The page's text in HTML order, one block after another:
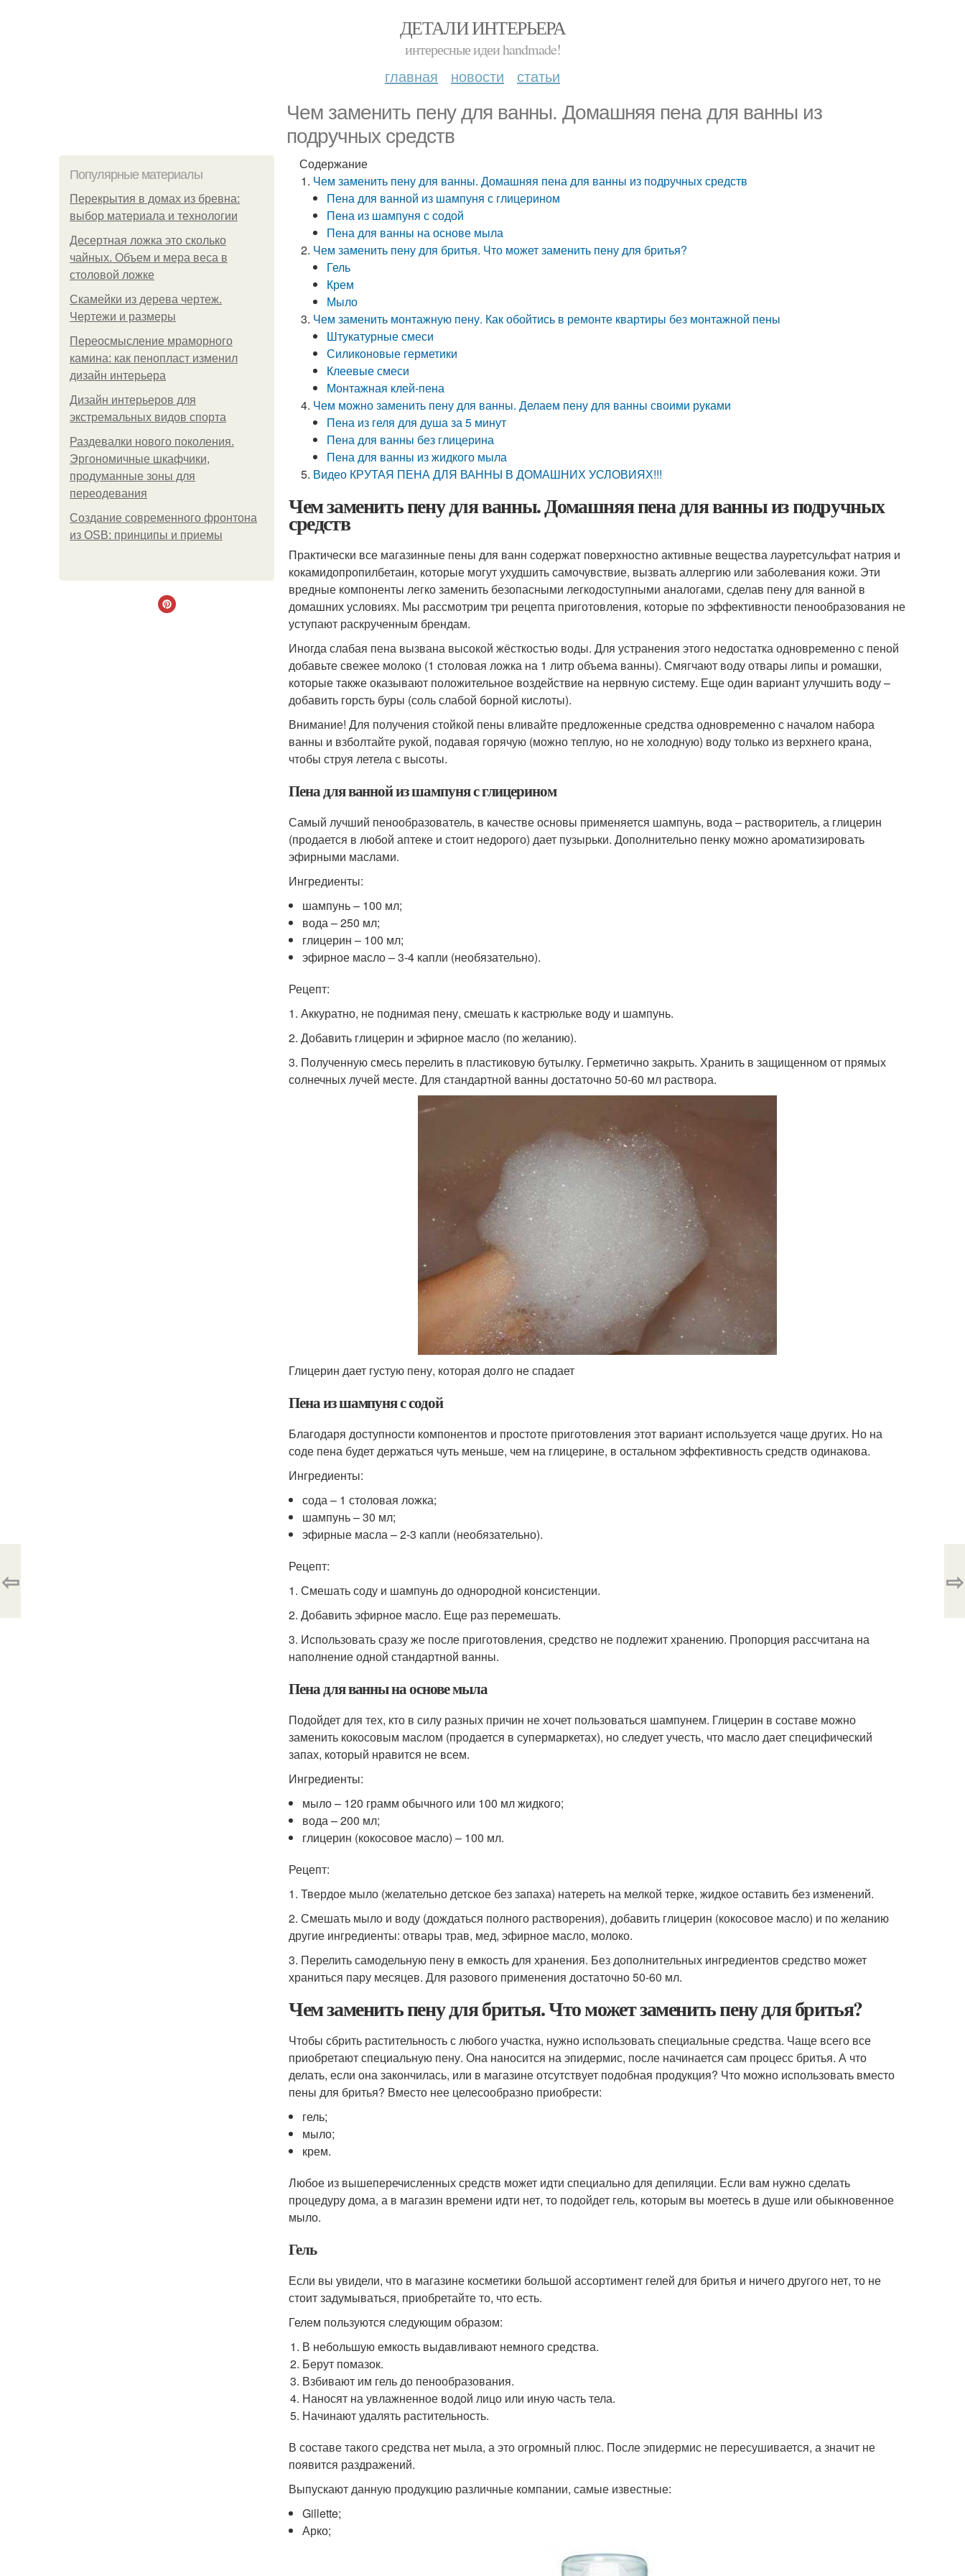
ДЕТАЛИ ИНТЕРЬЕРА
интересные идеи handmade!
главная новости статьи
Чем заменить пену для ванны. Домашняя пена для ванны из
подручных средств
Популярные материалы
Перекрытия в домах из бревна:
выбор материала и технологии
Десертная ложка это сколько
чайных. Объем и мера веса в
столовой ложке
Скамейки из дерева чертеж.
Чертежи и размеры
Переосмысление мраморного
камина: как пенопласт изменил
дизайн интерьера
Дизайн интерьеров для
экстремальных видов спорта
Раздевалки нового поколения.
Эргономичные шкафчики,
продуманные зоны для
переодевания
Создание современного фронтона
из OSB: принципы и приемы
Содержание
Чем заменить пену для ванны. Домашняя пена для ванны из подручных средств
Пена для ванной из шампуня с глицерином
Пена из шампуня с содой
Пена для ванны на основе мыла
Чем заменить пену для бритья. Что может заменить пену для бритья?
Гель
Крем
Мыло
Чем заменить монтажную пену. Как обойтись в ремонте квартиры без монтажной пены
Штукатурные смеси
Силиконовые герметики
Клеевые смеси
Монтажная клей-пена
Чем можно заменить пену для ванны. Делаем пену для ванны своими руками
Пена из геля для душа за 5 минут
Пена для ванны без глицерина
Пена для ванны из жидкого мыла
Видео КРУТАЯ ПЕНА ДЛЯ ВАННЫ В ДОМАШНИХ УСЛОВИЯХ!!!
Чем заменить пену для ванны. Домашняя пена для ванны из подручных
средств
Практически все магазинные пены для ванн содержат поверхностно активные вещества лауретсульфат натрия и
кокамидопропилбетаин, которые могут ухудшить самочувствие, вызвать аллергию или заболевания кожи. Эти
вредные компоненты легко заменить безопасными легкодоступными аналогами, сделав пену для ванной в
домашних условиях. Мы рассмотрим три рецепта приготовления, которые по эффективности пенообразования не
уступают раскрученным брендам.
Иногда слабая пена вызвана высокой жёсткостью воды. Для устранения этого недостатка одновременно с пеной
добавьте свежее молоко (1 столовая ложка на 1 литр объема ванны). Смягчают воду отвары липы и ромашки,
которые также оказывают положительное воздействие на нервную систему. Еще один вариант улучшить воду –
добавить горсть буры (соль слабой борной кислоты).
Внимание! Для получения стойкой пены вливайте предложенные средства одновременно с началом набора
ванны и взболтайте рукой, подавая горячую (можно теплую, но не холодную) воду только из верхнего крана,
чтобы струя летела с высоты.
Пена для ванной из шампуня с глицерином
Самый лучший пенообразователь, в качестве основы применяется шампунь, вода – растворитель, а глицерин
(продается в любой аптеке и стоит недорого) дает пузырьки. Дополнительно пенку можно ароматизировать
эфирными маслами.
Ингредиенты:
шампунь – 100 мл;
вода – 250 мл;
глицерин – 100 мл;
эфирное масло – 3-4 капли (необязательно).
Рецепт:
1. Аккуратно, не поднимая пену, смешать к кастрюльке воду и шампунь.
2. Добавить глицерин и эфирное масло (по желанию).
3. Полученную смесь перелить в пластиковую бутылку. Герметично закрыть. Хранить в защищенном от прямых
солнечных лучей месте. Для стандартной ванны достаточно 50-60 мл раствора.
Глицерин дает густую пену, которая долго не спадает
Пена из шампуня с содой
Благодаря доступности компонентов и простоте приготовления этот вариант используется чаще других. Но на
соде пена будет держаться чуть меньше, чем на глицерине, в остальном эффективность средств одинакова.
Ингредиенты:
сода – 1 столовая ложка;
шампунь – 30 мл;
эфирные масла – 2-3 капли (необязательно).
Рецепт:
1. Смешать соду и шампунь до однородной консистенции.
2. Добавить эфирное масло. Еще раз перемешать.
3. Использовать сразу же после приготовления, средство не подлежит хранению. Пропорция рассчитана на
наполнение одной стандартной ванны.
Пена для ванны на основе мыла
Подойдет для тех, кто в силу разных причин не хочет пользоваться шампунем. Глицерин в составе можно
заменить кокосовым маслом (продается в супермаркетах), но следует учесть, что масло дает специфический
запах, который нравится не всем.
Ингредиенты:
мыло – 120 грамм обычного или 100 мл жидкого;
вода – 200 мл;
глицерин (кокосовое масло) – 100 мл.
Рецепт:
1. Твердое мыло (желательно детское без запаха) натереть на мелкой терке, жидкое оставить без изменений.
2. Смешать мыло и воду (дождаться полного растворения), добавить глицерин (кокосовое масло) и по желанию
другие ингредиенты: отвары трав, мед, эфирное масло, молоко.
3. Перелить самодельную пену в емкость для хранения. Без дополнительных ингредиентов средство может
храниться пару месяцев. Для разового применения достаточно 50-60 мл.
Чем заменить пену для бритья. Что может заменить пену для бритья?
Чтобы сбрить растительность с любого участка, нужно использовать специальные средства. Чаще всего все
приобретают специальную пену. Она наносится на эпидермис, после начинается сам процесс бритья. А что
делать, если она закончилась, или в магазине отсутствует подобная продукция? Что можно использовать вместо
пены для бритья? Вместо нее целесообразно приобрести:
гель;
мыло;
крем.
Любое из вышеперечисленных средств может идти специально для депиляции. Если вам нужно сделать
процедуру дома, а в магазин времени идти нет, то подойдет гель, которым вы моетесь в душе или обыкновенное
мыло.
Гель
Если вы увидели, что в магазине косметики большой ассортимент гелей для бритья и ничего другого нет, то не
стоит задумываться, приобретайте то, что есть.
Гелем пользуются следующим образом:
В небольшую емкость выдавливают немного средства.
Берут помазок.
Взбивают им гель до пенообразования.
Наносят на увлажненное водой лицо или иную часть тела.
Начинают удалять растительность.
В составе такого средства нет мыла, а это огромный плюс. После эпидермис не пересушивается, а значит не
появится раздражений.
Выпускают данную продукцию различные компании, самые известные:
Gillette;
Арко;
⇦ ⇨